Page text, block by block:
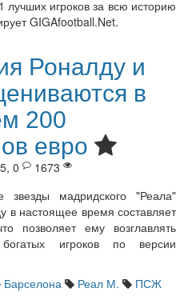
лучших игроков за всю историю
GIGAfootball.Net.
Роналду и
в
200
евро
0
1673
звезды мадридского "Реала"
в настоящее время составляет
позволяет ему возглавлять
игроков по версии
Барселона Реал М. ПСЖ